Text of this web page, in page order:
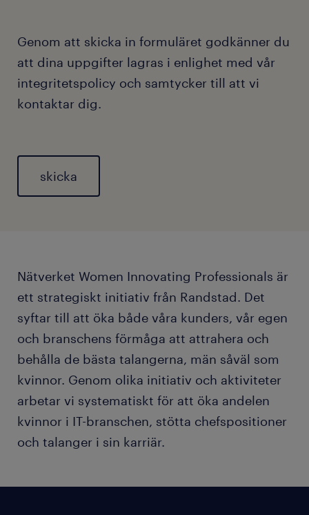
Genom att skicka in formuläret godkänner du
att dina uppgifter lagras i enlighet med vår
integritetspolicy och samtycker till att vi
kontaktar dig.
Nätverket Women Innovating Professionals är
ett strategiskt initiativ från Randstad. Det
syftar till att öka både våra kunders, vår egen
och branschens förmåga att attrahera och
behålla de bästa talangerna, män såväl som
kvinnor. Genom olika initiativ och aktiviteter
arbetar vi systematiskt för att öka andelen
kvinnor i IT-branschen, stötta chefspositioner
och talanger i sin karriär.